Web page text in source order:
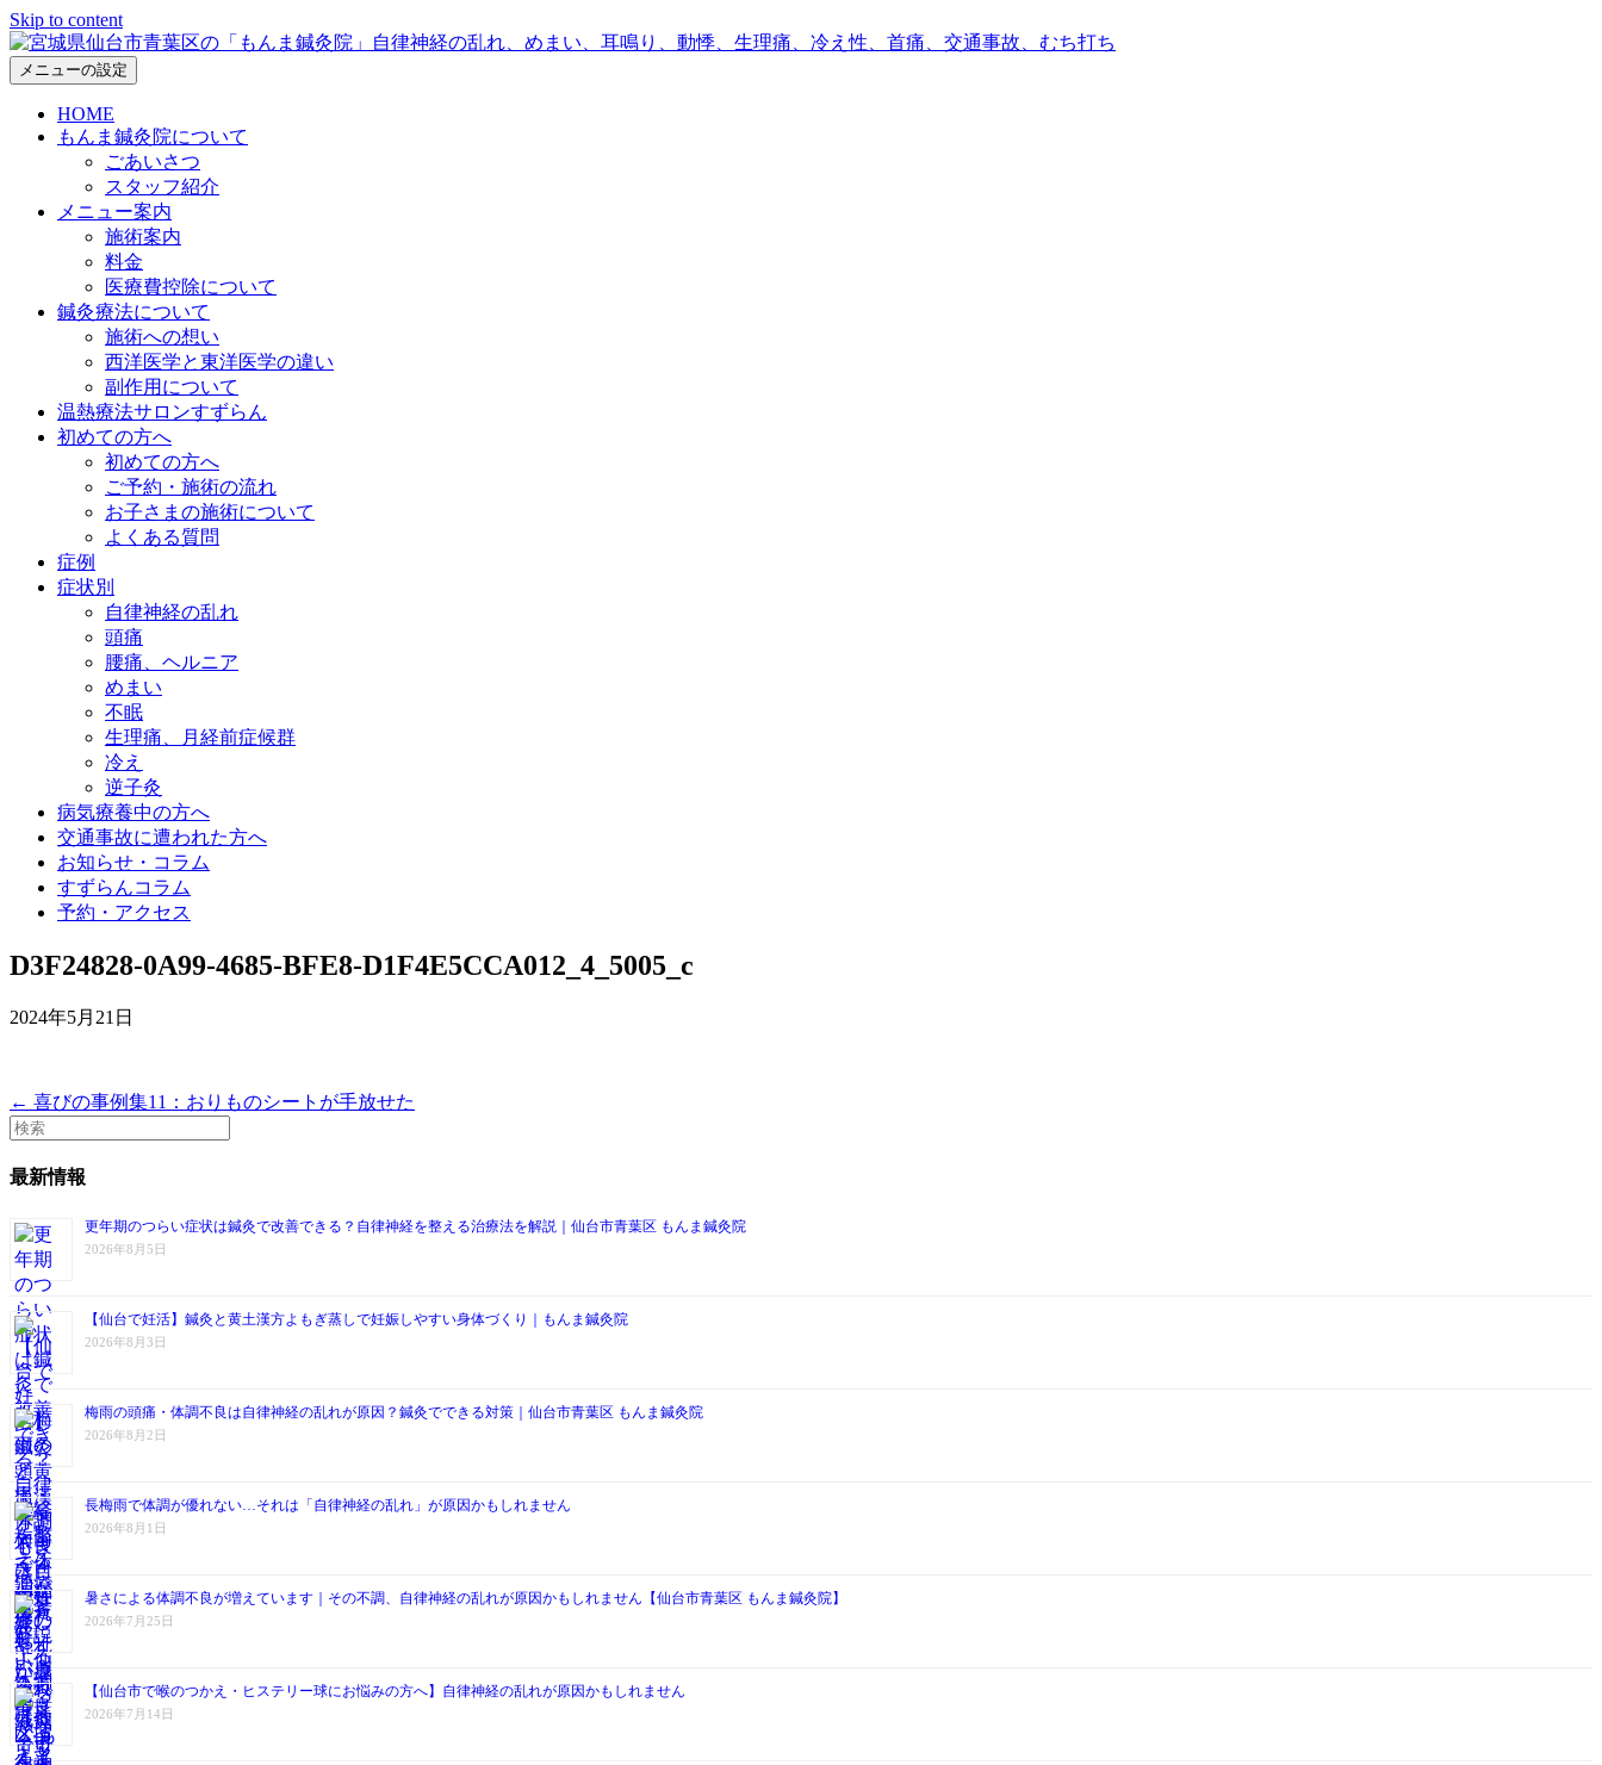
Skip to content
メニューの設定
HOME
もんま鍼灸院について
ごあいさつ
スタッフ紹介
メニュー案内
施術案内
料金
医療費控除について
鍼灸療法について
施術への想い
西洋医学と東洋医学の違い
副作用について
温熱療法サロンすずらん
初めての方へ
初めての方へ
ご予約・施術の流れ
お子さまの施術について
よくある質問
症例
症状別
自律神経の乱れ
頭痛
腰痛、ヘルニア
めまい
不眠
生理痛、月経前症候群
冷え
逆子灸
病気療養中の方へ
交通事故に遭われた方へ
お知らせ・コラム
すずらんコラム
予約・アクセス
D3F24828-0A99-4685-BFE8-D1F4E5CCA012_4_5005_c
2024年5月21日
← 喜びの事例集11：おりものシートが手放せた
最新情報
更年期のつらい症状は鍼灸で改善できる？自律神経を整える治療法を解説｜仙台市青葉区 もんま鍼灸院
2026年8月5日
【仙台で妊活】鍼灸と黄土漢方よもぎ蒸しで妊娠しやすい身体づくり｜もんま鍼灸院
2026年8月3日
梅雨の頭痛・体調不良は自律神経の乱れが原因？鍼灸でできる対策｜仙台市青葉区 もんま鍼灸院
2026年8月2日
長梅雨で体調が優れない…それは「自律神経の乱れ」が原因かもしれません
2026年8月1日
暑さによる体調不良が増えています｜その不調、自律神経の乱れが原因かもしれません【仙台市青葉区 もんま鍼灸院】
2026年7月25日
【仙台市で喉のつかえ・ヒステリー球にお悩みの方へ】自律神経の乱れが原因かもしれません
2026年7月14日